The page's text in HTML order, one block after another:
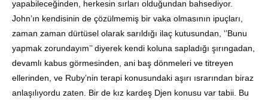
yapabileceğinden, herkesin sırları olduğundan bahsediyor.
John’ın kendisinin de çözülmemiş bir vaka olmasının ipuçları,
zaman zaman dürtüsel olarak sarıldığı ilaç kutusundan, ‘’Bunu
yapmak zorundayım’’ diyerek kendi koluna sapladığı şırıngadan,
devamlı kabus görmesinden, ani baş dönmeleri ve titreyen
ellerinden, ve Ruby’nin terapi konusundaki aşırı ısrarından biraz
anlaşılıyordu zaten. Bir de kız kardeş Djen konusu var tabii. Bu